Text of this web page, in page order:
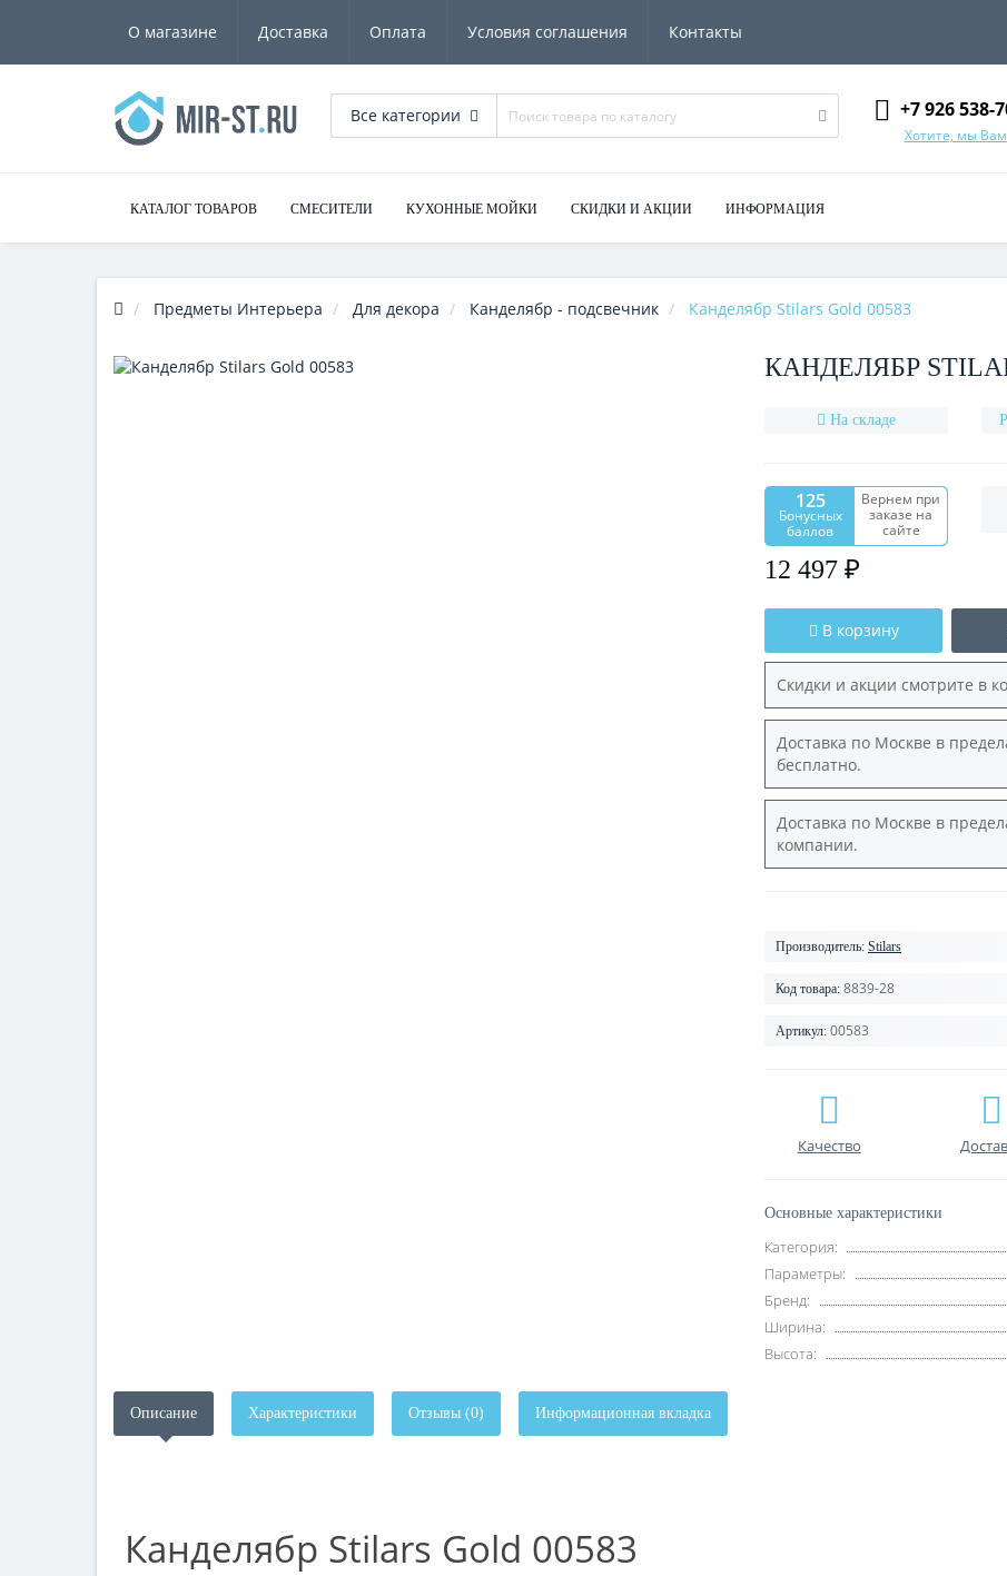
О магазине Доставка Оплата Условия соглашения Контакты
Все категории +7 926 538-
Хотите, мы
КАТАЛОГ ТОВАРОВ СМЕСИТЕЛИ КУХОННЫЕ МОЙКИ СКИДКИ И АКЦИИ ИНФОРМАЦИЯ
Предметы Интерьера Для декора Канделябр - подсвечник Канделябр Stilars Gold 00583
КАНДЕЛЯБР
На складе
125
Бонусных
баллов
Вернем при
заказе на
сайте
12 497 ₽
В корзину
Скидки и акции смотрите в
Доставка по Москве в
бесплатно.
Доставка по Москве в
компании.
Производитель: Stilars
Код товара: 8839-28
Артикул: 00583
Качество
Основные характеристики
Категория:
Параметры:
Бренд:
Ширина:
Высота:
Описание Характеристики Отзывы (0) Информационная вкладка
Канделябр Stilars Gold 00583